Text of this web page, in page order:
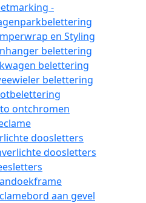
-
en Styling
belettering
belettering
belettering
ontchromen
doosletters
doosletters
aan gevel